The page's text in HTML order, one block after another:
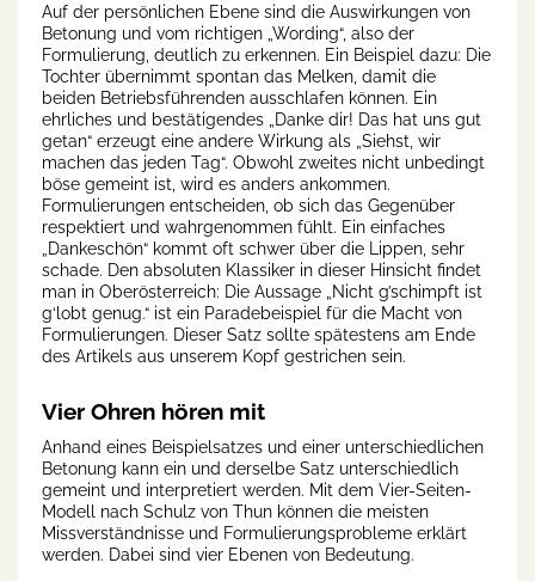
Auf der persönlichen Ebene sind die Auswirkungen von
Betonung und vom richtigen „Wording“, also der
Formulierung, deutlich zu erkennen. Ein Beispiel dazu: Die
Tochter übernimmt spontan das Melken, damit die
beiden Betriebsführenden ausschlafen können. Ein
ehrliches und bestätigendes „Danke dir! Das hat uns gut
getan“ erzeugt eine andere Wirkung als „Siehst, wir
machen das jeden Tag“. Obwohl zweites nicht unbedingt
böse gemeint ist, wird es anders ankommen.
Formulierungen entscheiden, ob sich das Gegenüber
respektiert und wahrgenommen fühlt. Ein einfaches
„Dankeschön“ kommt oft schwer über die Lippen, sehr
schade. Den absoluten Klassiker in dieser Hinsicht findet
man in Oberösterreich: Die Aussage „Nicht g’schimpft ist
g‘lobt genug.“ ist ein Paradebeispiel für die Macht von
Formulierungen. Dieser Satz sollte spätestens am Ende
des Artikels aus unserem Kopf gestrichen sein.
Vier Ohren hören mit
Anhand eines Beispielsatzes und einer unterschiedlichen
Betonung kann ein und derselbe Satz unterschiedlich
gemeint und interpretiert werden. Mit dem Vier-Seiten-
Modell nach Schulz von Thun können die meisten
Missverständnisse und Formulierungsprobleme erklärt
werden. Dabei sind vier Ebenen von Bedeutung.